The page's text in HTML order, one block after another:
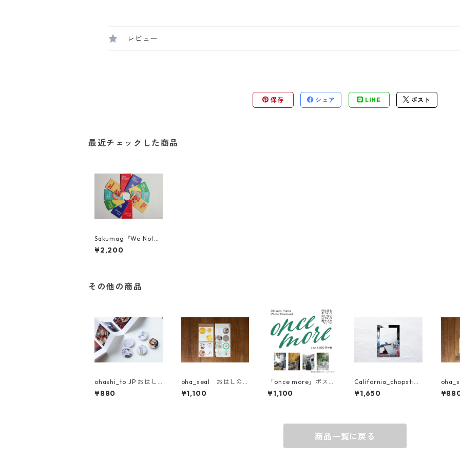
レビュー
保存 シェア LINE ポスト
最近チェックした商品
Sakumag『We Not
e』10冊セット
¥2,200
その他の商品
ohashi_to.JP おはし
のバッジ付きzine
¥880
oha_seal おはしの
シール4枚セット
¥1,100
「once more」ポスト
カード Aセット
¥1,100
California_chopstick
s in America
¥1,650
シー
商品一覧に戻る